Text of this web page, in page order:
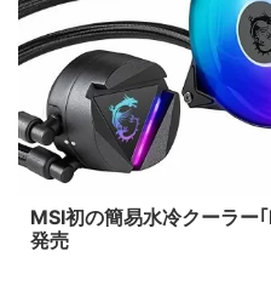
MSI初の簡易水冷クーラ
発売